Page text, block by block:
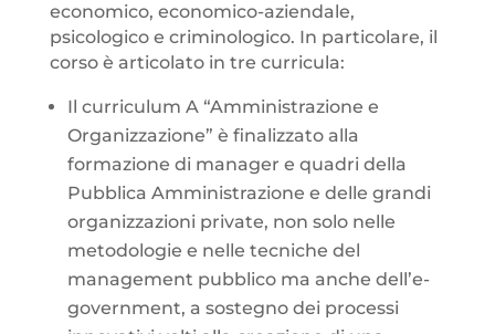
economico, economico-aziendale,
psicologico e criminologico. In particolare, il
corso è articolato in tre curricula:
Il curriculum A “Amministrazione e
Organizzazione” è finalizzato alla
formazione di manager e quadri della
Pubblica Amministrazione e delle grandi
organizzazioni private, non solo nelle
metodologie e nelle tecniche del
management pubblico ma anche dell’e-
government, a sostegno dei processi